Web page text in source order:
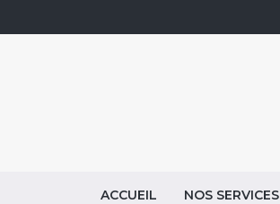
ACCUEIL NOS SERVICES